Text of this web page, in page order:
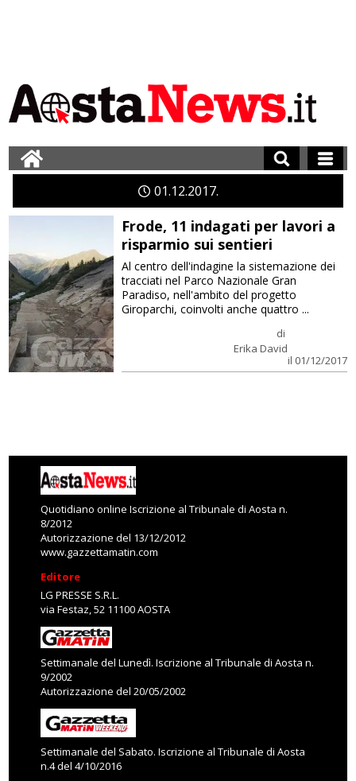
01 12 2017
Frode, 11 indagati per lavori a
risparmio sui sentieri
di
Erika David
il 01/12/2017
Al centro dell'indagine la sistemazione dei
tracciati nel Parco Nazionale Gran
Paradiso, nell'ambito del progetto
Giroparchi, coinvolti anche quattro ...
Quotidiano online Iscrizione al Tribunale di Aosta n.
8/2012
Autorizzazione del 13/12/2012
www.gazzettamatin.com
Editore
LG PRESSE S.R.L.
via Festaz, 52 11100 AOSTA
Settimanale del Lunedì. Iscrizione al Tribunale di Aosta n.
9/2002
Autorizzazione del 20/05/2002
Settimanale del Sabato. Iscrizione al Tribunale di Aosta
n.4 del 4/10/2016